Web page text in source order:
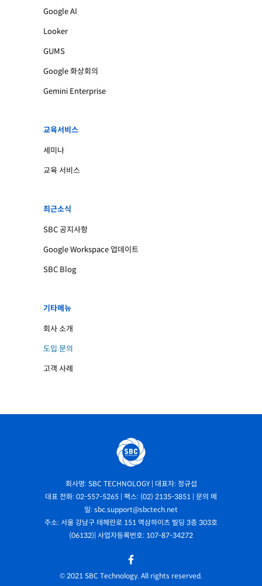
Google AI
Looker
GUMS
Google 화상회의
Gemini Enterprise
교육서비스
세미나
교육 서비스
최근소식
SBC 공지사항
Google Workspace 업데이트
SBC Blog
기타메뉴
회사 소개
도입 문의
고객 사례
회사명: SBC TECHNOLOGY | 대표자: 정규섭
대표 전화: 02-557-5265 | 팩스: (02) 2135-3851 | 문의 메
일: sbc.support@sbctech.net
주소: 서울 강남구 테헤란로 151 역삼하이츠 빌딩 3층 303호
(06132)| 사업자등록번호: 107-87-34272
© 2021 SBC Technology. All rights reserved.